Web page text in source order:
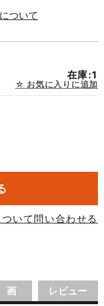
ついて
在庫:1
お気に入りに追加
いて問い合わせる
画 レビュー